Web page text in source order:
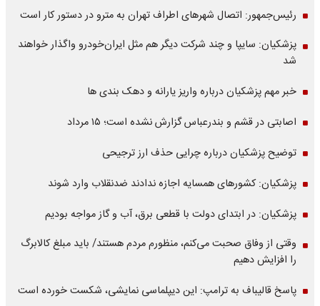
رئیس‌جمهور: اتصال شهرهای اطراف تهران به مترو در دستور کار است
پزشکیان: سایپا و چند شرکت دیگر هم مثل ایران‌خودرو واگذار خواهند
شد
خبر مهم پزشکیان درباره واریز یارانه و دهک بندی ها
اصابتی در قشم و بندرعباس گزارش نشده است؛ ۱۵ مرداد
توضیح پزشکیان درباره چرایی حذف ارز ترجیحی
پزشکیان: کشورهای همسایه اجازه ندادند ضدنقلاب وارد شوند
پزشکیان: در ابتدای دولت با قطعی برق، آب و گاز مواجه بودیم
وقتی از وفاق صحبت می‌کنم، منظورم مردم هستند/ باید مبلغ کالابرگ
را افزایش دهیم
پاسخ قالیباف به ترامپ: این دیپلماسی نمایشی، شکست خورده است